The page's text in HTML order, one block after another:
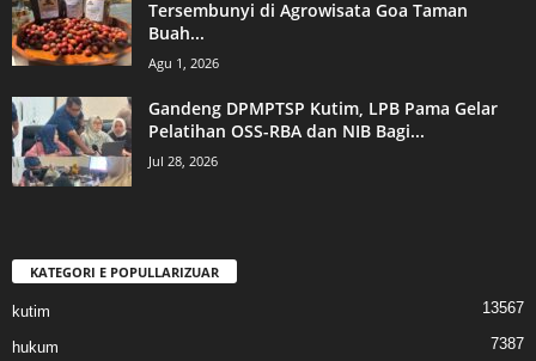
Tersembunyi di Agrowisata Goa Taman
Buah...
Agu 1, 2026
Gandeng DPMPTSP Kutim, LPB Pama Gelar
Pelatihan OSS-RBA dan NIB Bagi...
Jul 28, 2026
KATEGORI E POPULLARIZUAR
kutim 13567
hukum 7387